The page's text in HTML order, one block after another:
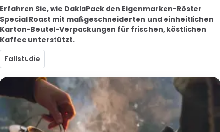
Erfahren Sie, wie DaklaPack den Eigenmarken-Röster
Special Roast mit maßgeschneiderten und einheitlichen
Karton-Beutel-Verpackungen für frischen, köstlichen
Kaffee unterstützt.
Fallstudie